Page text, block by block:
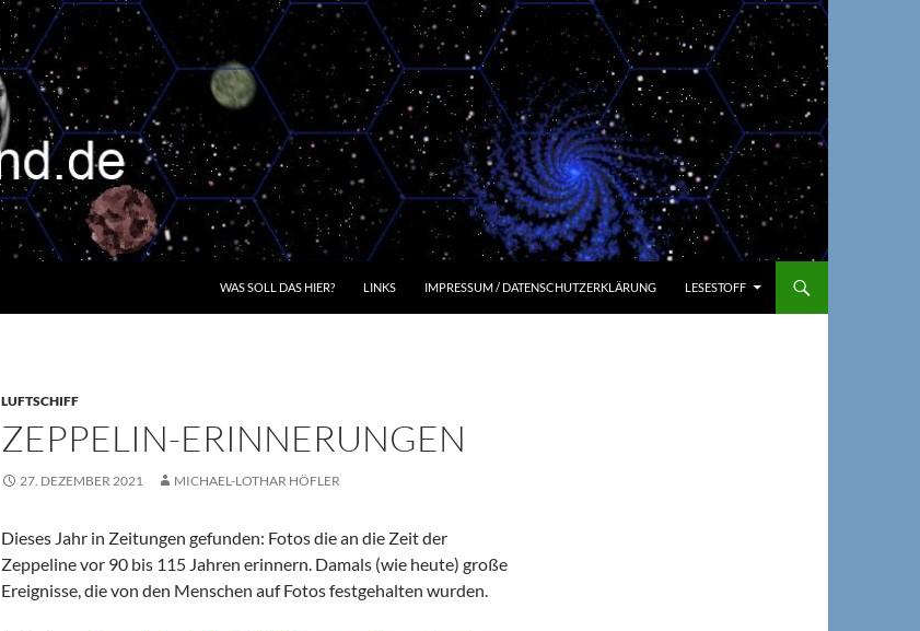
WAS SOLL DAS HIER? LINKS IMPRESSUM / DATENSCHUTZERKLÄRUNG LESESTOFF
LUFTSCHIFF
ZEPPELIN-ERINNERUNGEN
27. DEZEMBER 2021 MICHAEL-LOTHAR HÖFLER
Dieses Jahr in Zeitungen gefunden: Fotos die an die Zeit der
Zeppeline vor 90 bis 115 Jahren erinnern. Damals (wie heute) große
Ereignisse, die von den Menschen auf Fotos festgehalten wurden.